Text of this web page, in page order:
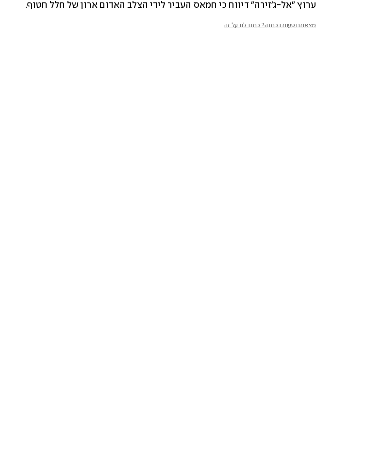
ערוץ "אל-ג'זירה" דיווח כי חמאס העביר לידי הצלב האדום ארון של חלל חטוף.
מצאתם טעות בכתבה? כתבו לנו על זה